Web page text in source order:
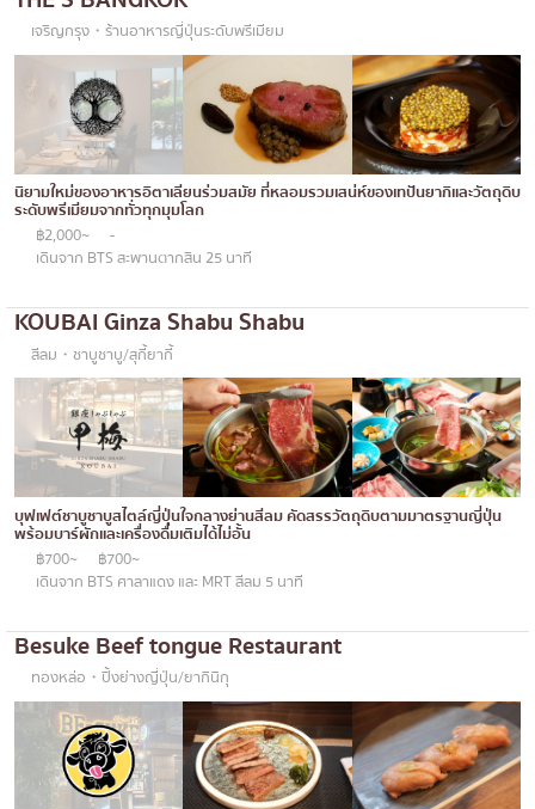
โอโคโนมิยากิ/เทปปันยากิ
ด้ง (ข้าวหน้าต่างๆ)
บุฟเฟต์
มิชลิน
สเต็ก
ของทอดเสียบไม้
หม้อไฟญี่ปุ่น
ของย่างเสียบไม้/เครื่องในย่าง
ร้านอาหารญี่ปุ่นแบบดั้งเดิม
ทาโกะยากิ
โอเด้ง/เมนูตุ๋นสไตล์ญี่ปุ่น
อาหารชุด/อาหารญี่ปุ่นสไตล์โฮมคุกกิ้ง
ชิดลม
บางนา
นานา
อุดมสุข
ศรีราชา
ไอคอนสยาม
เซ็นทรัลเวิลด์
นนทบุรี
เชียงใหม่
ลาดพร้าว
สมุทรปราการ
ปทุมธานี
สมุทรสาคร
พัทยา
ธนิยะ
พระราม 3
พระราม4
เจริญกรุง・ร้านอาหารญี่ปุ่นระดับพรีเมียม
นิยามใหม่ของอาหารอิตาเลียนร่วมสมัย ที่หลอมรวมเสน่ห์ของเทปันยากิและวัตถุดิบ
ระดับพรีเมียมจากทั่วทุกมุมโลก
฿2,000~
-
เดินจาก BTS สะพานตากสิน 25 นาที
KOUBAI Ginza Shabu Shabu
สีลม・ชาบูชาบู/สุกี้ยากี้
บุฟเฟต์ชาบูชาบูสไตล์ญี่ปุ่นใจกลางย่านสีลม คัดสรรวัตถุดิบตามมาตรฐานญี่ปุ่น
พร้อมบาร์ผักและเครื่องดื่มเติมได้ไม่อั้น
฿700~
฿700~
เดินจาก BTS ศาลาแดง และ MRT สีลม 5 นาที
Besuke Beef tongue Restaurant
ทองหล่อ・ปิ้งย่างญี่ปุ่น/ยากินิกุ